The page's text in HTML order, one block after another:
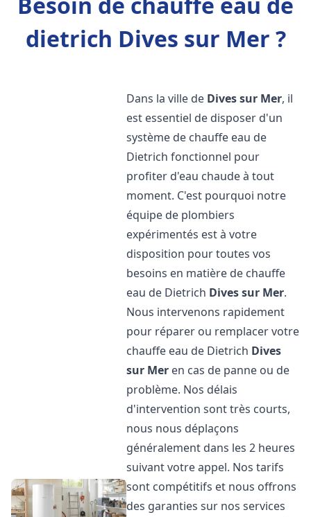
dietrich Dives sur Mer ?
Dans la ville de Dives sur Mer, il
est essentiel de disposer d'un
système de chauffe eau de
Dietrich fonctionnel pour
profiter d'eau chaude à tout
moment. C'est pourquoi notre
équipe de plombiers
expérimentés est à votre
disposition pour toutes vos
besoins en matière de chauffe
eau de Dietrich Dives sur Mer.
Nous intervenons rapidement
pour réparer ou remplacer votre
chauffe eau de Dietrich Dives
sur Mer en cas de panne ou de
problème. Nos délais
d'intervention sont très courts,
nous nous déplaçons
généralement dans les 2 heures
suivant votre appel. Nos tarifs
sont compétitifs et nous offrons
des garanties sur nos services